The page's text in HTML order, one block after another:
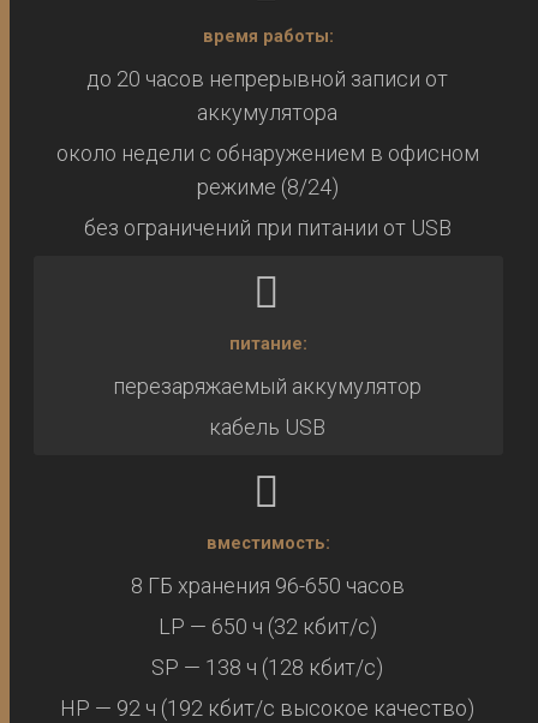
время работы:
до 20 часов непрерывной записи от
аккумулятора
около недели с обнаружением в офисном
режиме (8/24)
без ограничений при питании от USB
питание:
перезаряжаемый аккумулятор
кабель USB
вместимость:
8 ГБ хранения 96-650 часов
LP — 650 ч (32 кбит/с)
SP — 138 ч (128 кбит/с)
HP — 92 ч (192 кбит/с высокое качество)